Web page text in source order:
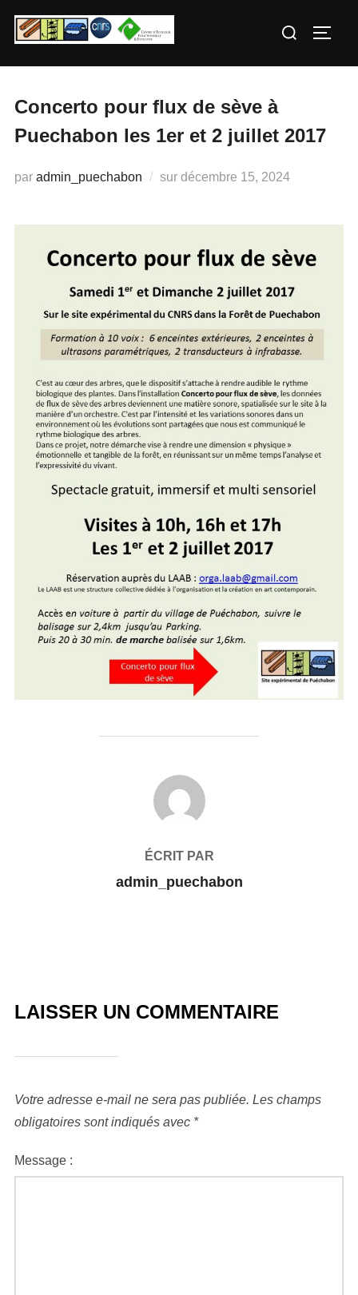
Rechercher :
Concerto pour flux de sève à
Puechabon les 1er et 2 juillet 2017
par admin_puechabon sur Publié
décembre 15, 2024
AUTEUR DE LA PUBLICATION
ÉCRIT PAR
admin_puechabon
LAISSER UN COMMENTAIRE
Votre adresse e-mail ne sera pas publiée. Les champs
obligatoires sont indiqués avec *
Message :